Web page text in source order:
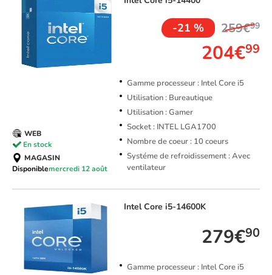
-21 % 259€99
204€99
Gamme processeur : Intel Core i5
Utilisation : Bureautique
Utilisation : Gamer
Socket : INTEL LGA1700
Nombre de coeur : 10 coeurs
Systéme de refroidissement : Avec
ventilateur
WEB
En stock
MAGASIN
Disponiblemercredi 12 août
IntelCore i5-14600K
279€90
Gamme processeur : Intel Core i5